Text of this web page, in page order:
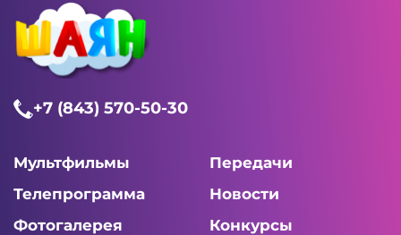
+7 (843) 570-50-30
Мультфильмы
Передачи
Телепрограмма
Новости
Фотогалерея
Конкурсы